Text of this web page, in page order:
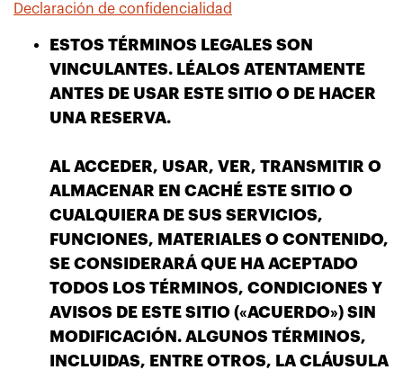
Declaración de confidencialidad
ESTOS TÉRMINOS LEGALES SON
VINCULANTES. LÉALOS ATENTAMENTE
ANTES DE USAR ESTE SITIO O DE HACER
UNA RESERVA.
AL ACCEDER, USAR, VER, TRANSMITIR O
ALMACENAR EN CACHÉ ESTE SITIO O
CUALQUIERA DE SUS SERVICIOS,
FUNCIONES, MATERIALES O CONTENIDO,
SE CONSIDERARÁ QUE HA ACEPTADO
TODOS LOS TÉRMINOS, CONDICIONES Y
AVISOS DE ESTE SITIO («ACUERDO») SIN
MODIFICACIÓN. ALGUNOS TÉRMINOS,
INCLUIDAS, ENTRE OTROS, LA CLÁUSULA